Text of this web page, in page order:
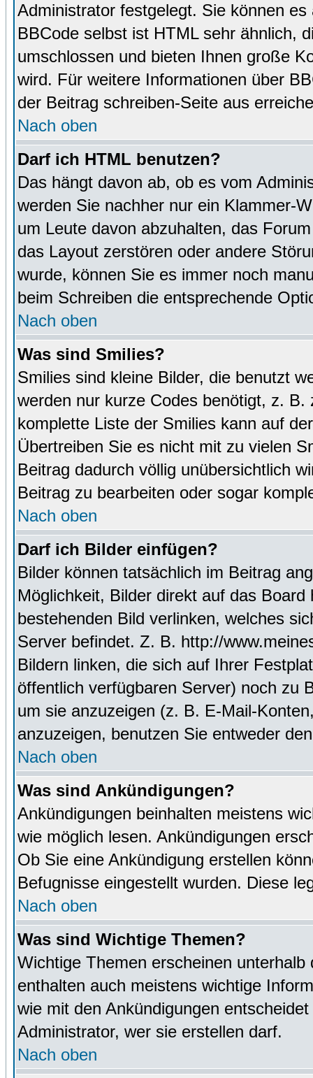
Administrator festgelegt. Sie können
BBCode selbst ist HTML sehr ähnlich,
umschlossen und bieten Ihnen große
wird. Für weitere Informationen über
der Beitrag schreiben-Seite aus
Nach oben
Darf ich HTML benutzen?
Das hängt davon ab, ob es vom
werden Sie nachher nur ein Klammer-
um Leute davon abzuhalten, das
das Layout zerstören oder andere
wurde, können Sie es immer noch
beim Schreiben die entsprechende
Nach oben
Was sind Smilies?
Smilies sind kleine Bilder, die benutzt
werden nur kurze Codes benötigt, z.
komplette Liste der Smilies kann auf
Übertreiben Sie es nicht mit zu vielen
Beitrag dadurch völlig unübersichtlich
Beitrag zu bearbeiten oder sogar
Nach oben
Darf ich Bilder einfügen?
Bilder können tatsächlich im Beitrag
Möglichkeit, Bilder direkt auf das
bestehenden Bild verlinken, welches
Server befindet. Z. B. http://
Bildern linken, die sich auf Ihrer
öffentlich verfügbaren Server) noch zu
um sie anzuzeigen (z. B. E-Mail-
anzuzeigen, benutzen Sie entweder
Nach oben
Was sind Ankündigungen?
Ankündigungen beinhalten meistens
wie möglich lesen. Ankündigungen
Ob Sie eine Ankündigung erstellen
Befugnisse eingestellt wurden. Diese
Nach oben
Was sind Wichtige Themen?
Wichtige Themen erscheinen
enthalten auch meistens wichtige
wie mit den Ankündigungen
Administrator, wer sie erstellen darf.
Nach oben